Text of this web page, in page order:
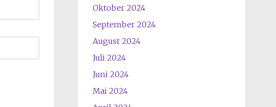
Oktober 2024
September 2024
August 2024
Juli 2024
Juni 2024
Mai 2024